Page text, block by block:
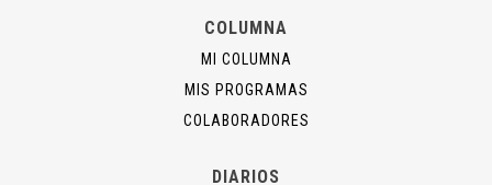
COLUMNA
MI COLUMNA
MIS PROGRAMAS
COLABORADORES
DIARIOS